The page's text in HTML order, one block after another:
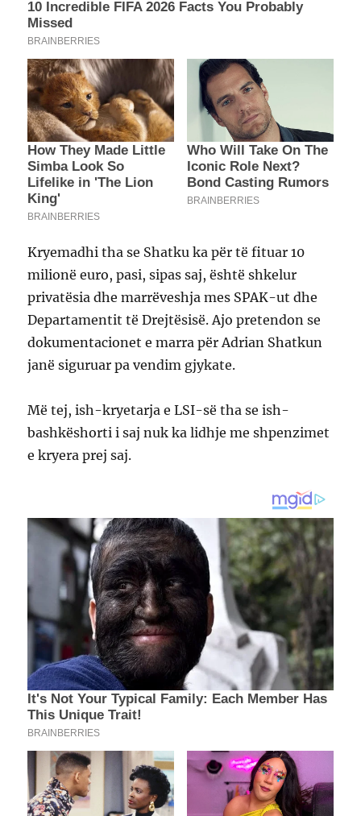
Kryemadhi tha se Shatku ka për të fituar 10
milionë euro, pasi, sipas saj, është shkelur
privatësia dhe marrëveshja mes SPAK-ut dhe
Departamentit të Drejtësisë. Ajo pretendon se
dokumentacionet e marra për Adrian Shatkun
janë siguruar pa vendim gjykate.
Më tej, ish-kryetarja e LSI-së tha se ish-
bashkëshorti i saj nuk ka lidhje me shpenzimet
e kryera prej saj.